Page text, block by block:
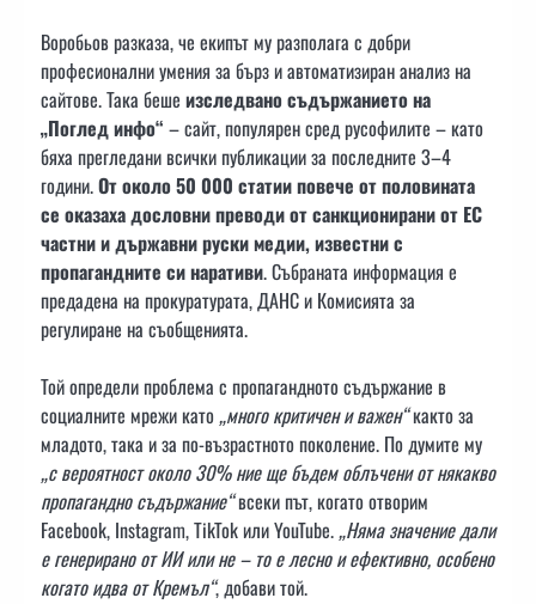
Воробьов разказа, че екипът му разполага с добри
професионални умения за бърз и автоматизиран анализ на
сайтове. Така беше изследвано съдържанието на
„Поглед инфо“ – сайт, популярен сред русофилите – като
бяха прегледани всички публикации за последните 3–4
години.От около 50 000 статии повече от половината
се оказаха дословни преводи от санкционирани от ЕС
частни и държавни руски медии, известни с
пропагандните си наративи. Събраната информация е
предадена на прокуратурата, ДАНС и Комисията за
регулиране на съобщенията.
Той определи проблема с пропагандното съдържание в
социалните мрежи като„много критичен и важен“както за
младото, така и за по-възрастното поколение. По думите му
„с вероятност около 30% ние ще бъдем облъчени от някакво
пропагандно съдържание“всеки път, когато отворим
Facebook, Instagram, TikTok или YouTube.„Няма значение дали
е генерирано от ИИ или не – то е лесно и ефективно, особено
когато идва от Кремъл“, добави той.